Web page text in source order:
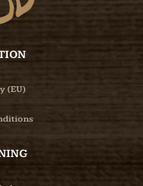
(EU)